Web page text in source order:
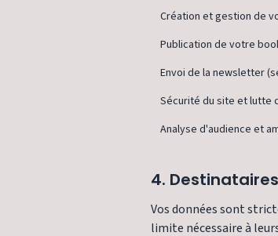
Création et gestion de
Publication de votre
Envoi de la newsletter
Sécurité du site et lutte
Analyse d'audience et
4.
Vos données sont
limite nécessaire à